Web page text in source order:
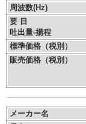
周波数(Hz)
要 目
吐出量-揚程
標準価格（税別）
販売価格（税別）
メーカー名